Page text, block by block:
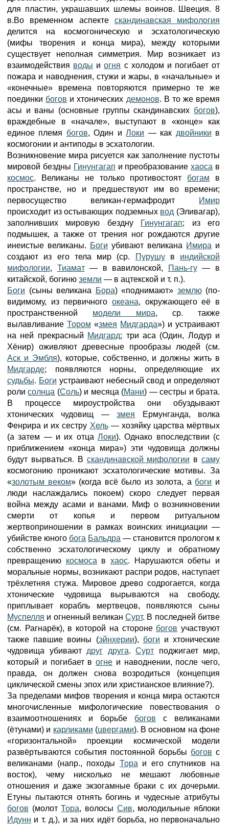
для пластин, украшавших шлемы воинов. Швеция. 8
в.Во временном аспекте скандинавская мифология
делится на космогоническую и эсхатологическую
(мифы творения и конца мира), между которыми
существует неполная симметрия. Мир возникает из
взаимодействия воды иогня с холодом и погибает от
пожара и наводнения, стужи и жары, в «начальные» и
«конечные» времена повторяются примерно те же
поединки богов и хтонических демонов. В то же время
асы и ваны (основные группы скандинавских богов),
враждебные в «начале», выступают в «конце» как
единое племя богов, Один иЛоки — как двойники в
космогонии и антиподы в эсхатологии.
Возникновение мира рисуется как заполнение пустоты
мировой бездны Гинунгагап и преобразованиехаоса в
космос. Великаны не только противостоят богам в
пространстве, но и предшествуют им во времени;
первосущество великан-гермафродит
Имир
происходит из остывающих подземных вод (Эливагар),
заполнивших мировую бездну
Гинунгагап; из его
подмышек, а также от трения ног рождаются другие
инеистые великаны. Боги убивают великана Имира и
создают из его тела мир (ср.
Пурушув индийской
мифологии, Тиамат— в вавилонской, Пань-гу— в
китайской, богиню земли — в ацтекской и т. п.).
Боги (сыны великана Бора) «поднимают» землю(по-
видимому, из первичного океана, окружающего её в
пространственной модели мира, ср. также
вылавливание Тором «змея Мидгарда») и устраивают
на ней прекрасный Мидгард; три аса (Один, Лодур и
Хёнир) оживляют древесные прообразы людей (см.
Аск и Эмбля), которые, собственно, и должны жить в
Мидгарде; появляются норны, определяющие их
судьбы. Боги устраивают небесный свод и определяют
ролисолнца (Соль) и месяца (Мани) — сестры и брата.
В процессе мироустройства они обуздывают
хтонических чудовищ —змея Ермунганда, волка
Фенрира и их сестру Хель— хозяйку царства мёртвых
(а затем — и их отца Локи). Однако впоследствии (с
приближением «конца мира») эти чудовища должны
будут вырваться. В скандинавской мифологии всаму
космогонию проникают эсхатологические мотивы. За
«золотым веком» (когда всё было из золота, а боги и
люди наслаждались покоем) скоро следует первая
война между асами и ванами. Миф о возникновении
смерти от копья и первом ритуальном
жертвоприношении в рамках воинских инициации —
убийстве юного бога Бальдра — становится прологом к
собственно эсхатологическому циклу и обратному
превращению космоса вхаос. Нарушаются обеты и
моральные нормы, возникают распри родов, наступает
трёхлетняя стужа. Мировое древо содрогается, когда
хтонические чудовища вырываются на свободу,
приплывает корабль мертвецов, появляются сыны
Муспелля и огненный великанСурт. В последней битве
(см. Рагнарёк), в которой на стороне богов участвуют
также павшие воины (эйнхерии), боги и хтонические
чудовища убивают друг друга. Сурт поджигает мир,
который и погибает в огне и наводнении, после чего,
правда, он должен снова возродиться (концепция
циклической смены эпох или христианское влияние?).
За пределами мифов творения и конца мира остаются
многочисленные мифологические повествования о
взаимоотношениях и борьбе богов с великанами
(ётунами) и карликами (цвергами). В основном на фоне
«горизонтальной» проекции космической модели
развёртываются события постоянной борьбы богов с
великанами (напр., походы Тора и его спутников на
восток), чему нисколько не мешают любовные
отношения и даже экзогамные браки с их дочерьми.
Етуны пытаются отнять богинь и чудесные атрибуты
богов (молотТора, волосы Сив, молодильные яблоки
Идунн и т. д.), и за них идёт борьба, но первоначально